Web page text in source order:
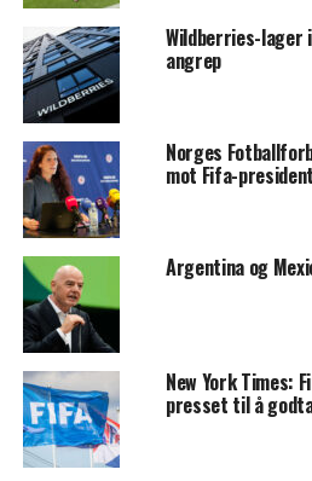
Wildberries-
angrep
Norges
mot Fifa-
Argentina og
New York Times:
presset til å